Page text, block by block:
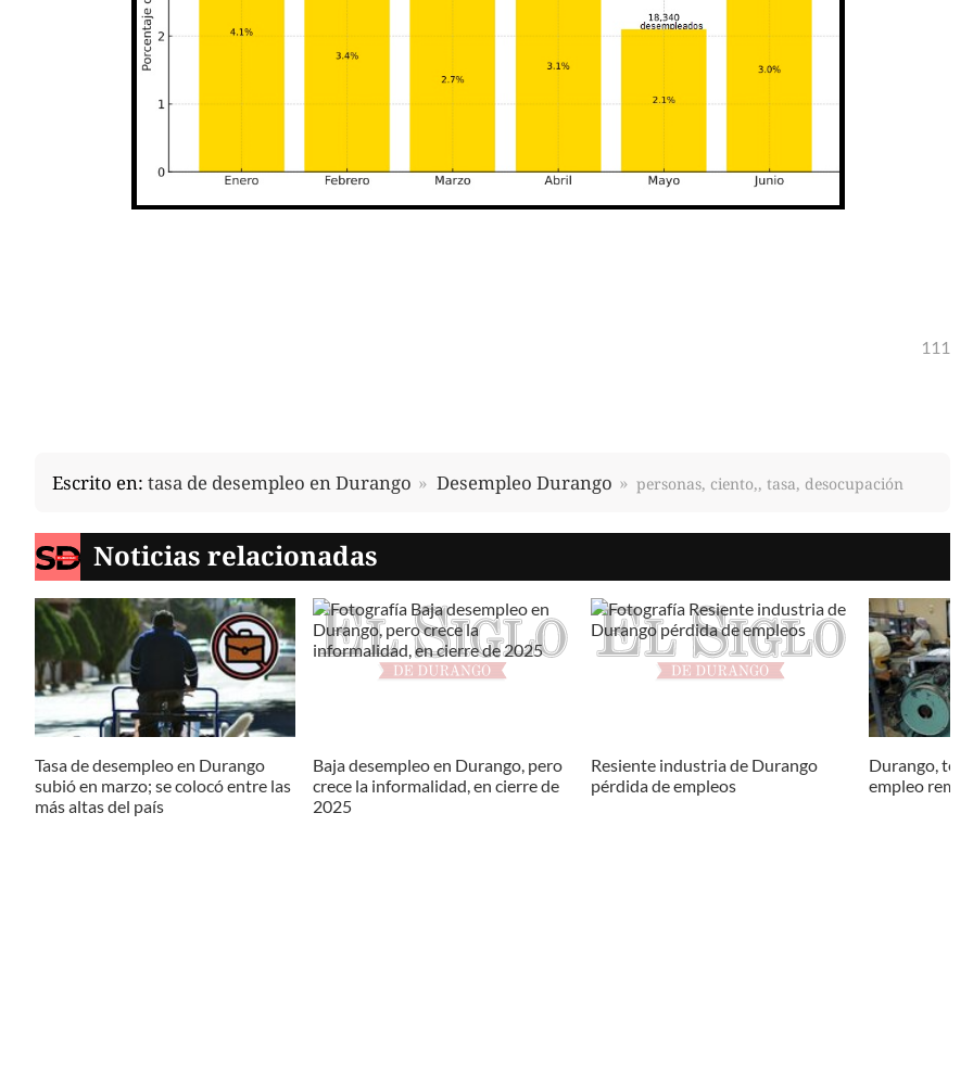
111
Escrito en: tasa de desempleo en Durango Desempleo Durango personas, ciento,, tasa, desocupación
Noticias relacionadas
Tasa de desempleo en Durango
subió en marzo; se colocó entre las
más altas del país
Baja desempleo en Durango, pero
crece la informalidad, en cierre de
2025
Resiente industria de Durango
pérdida de empleos
Durango,
empleo